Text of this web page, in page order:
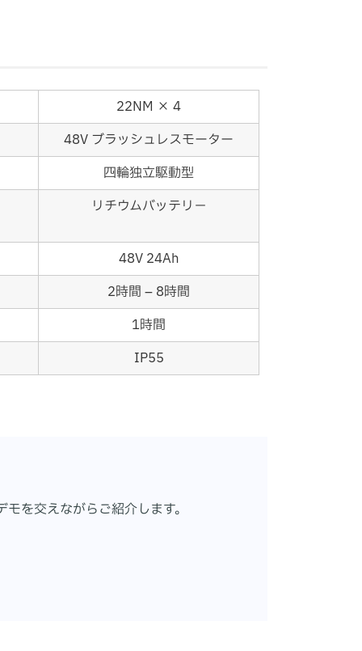
22NM × 4
48V ブラッシュレスモーター
四輪独立駆動型
リチウムバッテリ－
48V 24Ah
2時間 – 8時間
1時間
IP55
を交えながらご紹介します。